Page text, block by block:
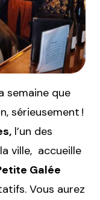
semaine que
sérieusement !
l’un des
ville, accueille
Galée
Vous aurez